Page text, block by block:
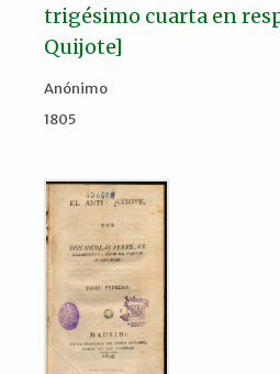
trigésimo cuarta en
Quijote]
Anónimo
1805